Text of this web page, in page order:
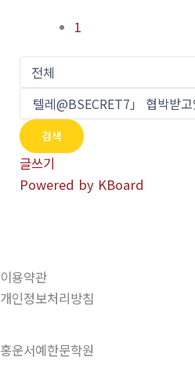
1
검색
글쓰기
Powered by KBoard
이용약관
개인정보처리방침
홍운서예한문학원